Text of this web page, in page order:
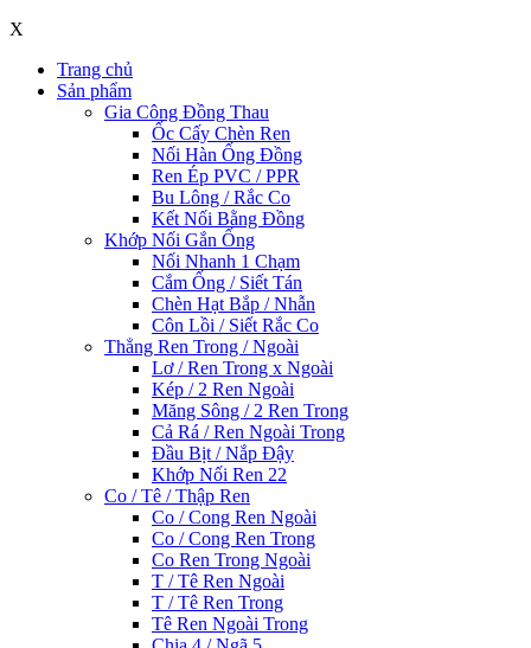
X
Trang chủ
Sản phẩm
Gia Công Đồng Thau
Ốc Cấy Chèn Ren
Nối Hàn Ống Đồng
Ren Ép PVC / PPR
Bu Lông / Rắc Co
Kết Nối Bằng Đồng
Khớp Nối Gắn Ống
Nối Nhanh 1 Chạm
Cắm Ống / Siết Tán
Chèn Hạt Bắp / Nhẫn
Côn Lồi / Siết Rắc Co
Thẳng Ren Trong / Ngoài
Lơ / Ren Trong x Ngoài
Kép / 2 Ren Ngoài
Măng Sông / 2 Ren Trong
Cả Rá / Ren Ngoài Trong
Đầu Bịt / Nắp Đậy
Khớp Nối Ren 22
Co / Tê / Thập Ren
Co / Cong Ren Ngoài
Co / Cong Ren Trong
Co Ren Trong Ngoài
T / Tê Ren Ngoài
T / Tê Ren Trong
Tê Ren Ngoài Trong